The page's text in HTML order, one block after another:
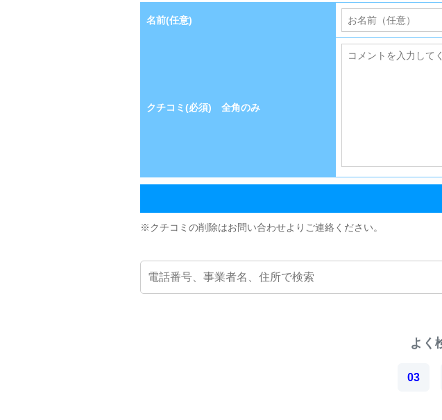
名前(任意)
クチコミ(必須) 全角のみ
※クチコミの削除はお問い合わせよりご連絡ください。
よく
03